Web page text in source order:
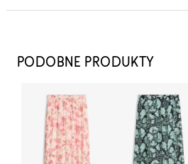
77,99 zł
T-shirt z miękkiej wiskozy
39,99 zł
DODAJ DO KOSZYKA
PODOBNE PRODUKTY